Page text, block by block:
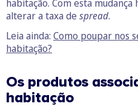
habitação. Com esta
alterar a taxa de spread.
Leia ainda: Como poupar nos
habitação?
Os produtos
habitação